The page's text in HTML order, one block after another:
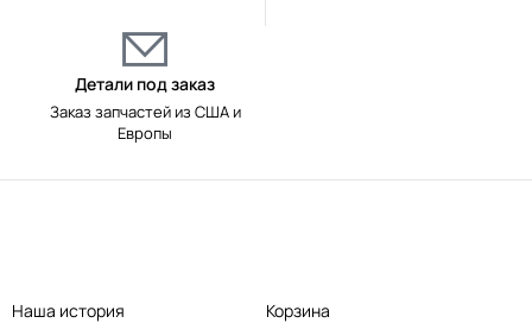
Детали под заказ
Заказ запчастей из США и
Европы
Наша история
Корзина